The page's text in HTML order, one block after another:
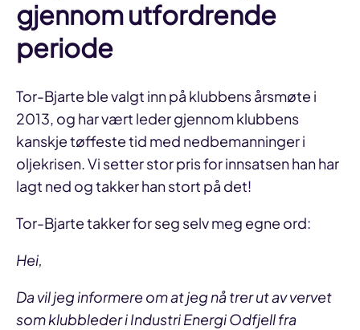
gjennom utfordrende
periode
Tor-Bjarte ble valgt inn på klubbens årsmøte i
2013, og har vært leder gjennom klubbens
kanskje tøffeste tid med nedbemanninger i
oljekrisen. Vi setter stor pris for innsatsen han har
lagt ned og takker han stort på det!
Tor-Bjarte takker for seg selv meg egne ord:
Hei,
Da vil jeg informere om at jeg nå trer ut av vervet
som klubbleder i Industri Energi Odfjell fra